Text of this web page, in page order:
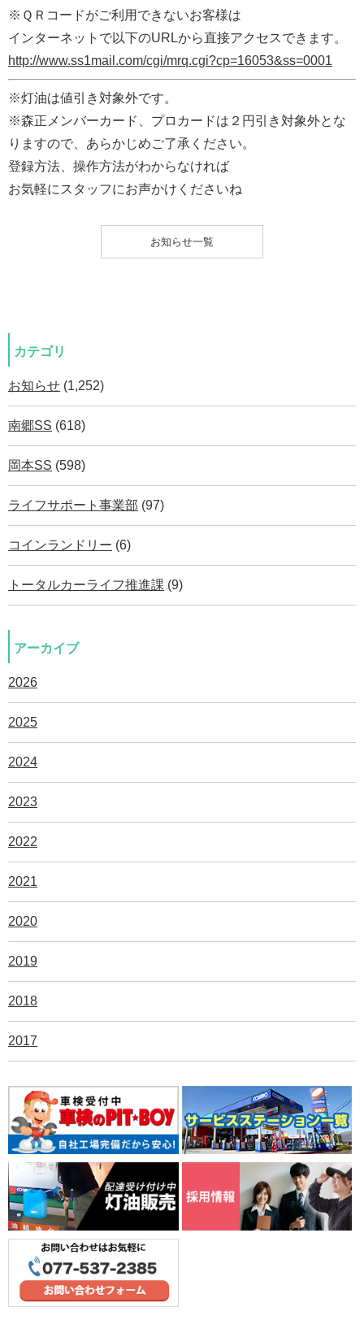
※ＱＲコードがご利用できないお客様は
インターネットで以下のURLから直接アクセスできます。
http://www.ss1mail.com/cgi/mrq.cgi?cp=16053&ss=0001
※灯油は値引き対象外です。
※森正メンバーカード、プロカードは２円引き対象外とな
りますので、あらかじめご了承ください。
登録方法、操作方法がわからなければ
お気軽にスタッフにお声かけくださいね
お知らせ一覧
カテゴリ
お知らせ (1,252)
南郷SS (618)
岡本SS (598)
ライフサポート事業部 (97)
コインランドリー (6)
トータルカーライフ推進課 (9)
アーカイブ
2026
2025
2024
2023
2022
2021
2020
2019
2018
2017